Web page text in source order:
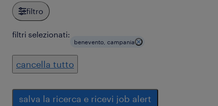
filtro
filtri selezionati:
benevento, campania
cancella tutto
salva la ricerca e ricevi job alert